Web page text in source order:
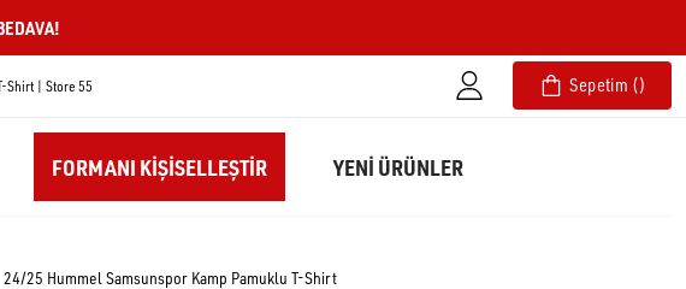
Sepetim
FORMANI KIŞISELLEŞTIR YENİ ÜRÜNLER
24/25 Hummel Samsunspor Kamp Pamuklu T-Shirt